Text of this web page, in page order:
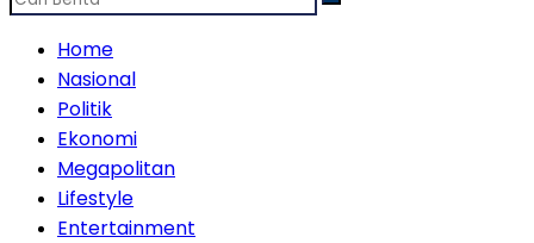
Home
Nasional
Politik
Ekonomi
Megapolitan
Lifestyle
Entertainment